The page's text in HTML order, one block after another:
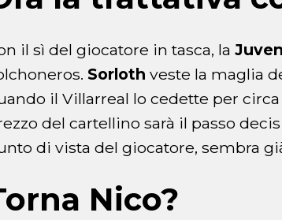
il sì del giocatore in tasca, la
Sorloth veste la maglia
il Villarreal lo cedette per
del cartellino sarà il passo
di vista del giocatore, sembra
Nico?